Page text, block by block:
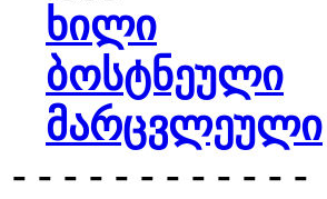
ხილი
ბოსტნეული
მარცვლეული
- - - - - - - - - - - -